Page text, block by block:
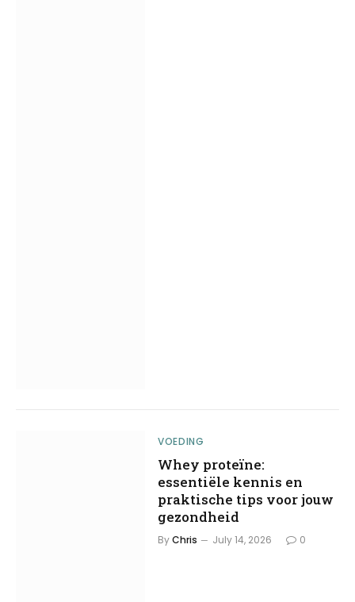
VOEDING
Whey proteïne:
essentiële kennis en
praktische tips voor jouw
gezondheid
ByChris July 14, 2026 0